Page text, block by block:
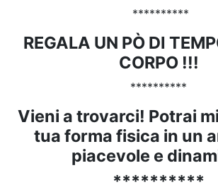
**********
REGALA UN PÒ DI
CORPO !!!
**********
Vieni a trovarci! Potrai
tua forma fisica in un
piacevole e
**********